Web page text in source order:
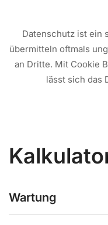
Datenschutz ist ein
übermitteln oftmals
an Dritte. Mit Cookie
lässt sich das
Wartung